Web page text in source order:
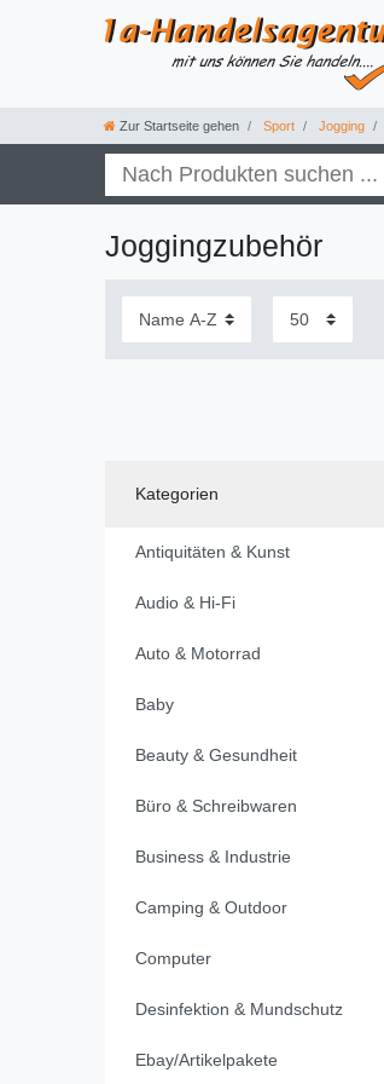
Zur Startseite gehen Sport Jogging
Joggingzubehör
Kategorien
Antiquitäten & Kunst
Audio & Hi-Fi
Auto & Motorrad
Baby
Beauty & Gesundheit
Büro & Schreibwaren
Business & Industrie
Camping & Outdoor
Computer
Desinfektion & Mundschutz
Ebay/Artikelpakete